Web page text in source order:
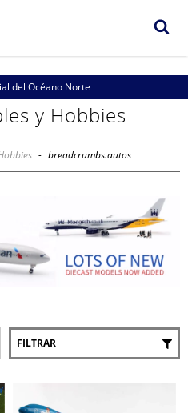
del Océano Norte
y Hobbies
- breadcrumbs.autos
FILTRAR